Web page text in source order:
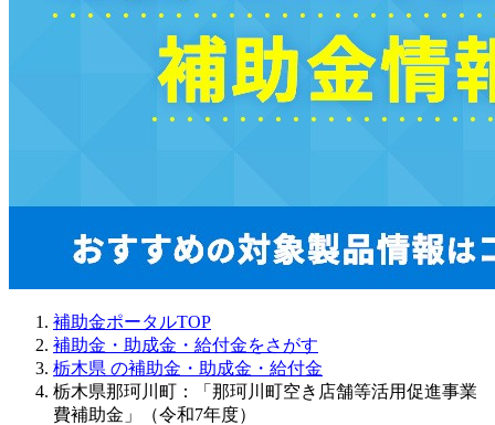
補助金ポータルTOP
補助金・助成金・給付金をさがす
栃木県 の補助金・助成金・給付金
栃木県那珂川町：「那珂川町空き店舗等活用促進事業
費補助金」（令和7年度）